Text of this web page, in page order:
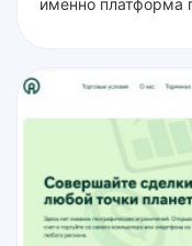
именно платформа